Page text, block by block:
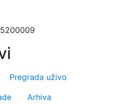
Pregrada uživo
Arhiva